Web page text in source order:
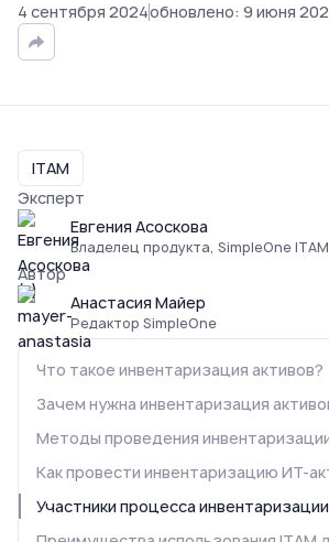
4 сентября 2024обновлено: 9 июня
ITAM
Эксперт
Евгения Асоскова
Владелец продукта, SimpleOne ITAM
Автор
Анастасия Майер
Редактор SimpleOne
Что такое инвентаризация активов?
Зачем нужна инвентаризация
Методы проведения
Как провести инвентаризацию ИТ-
Участники процесса инвентаризации